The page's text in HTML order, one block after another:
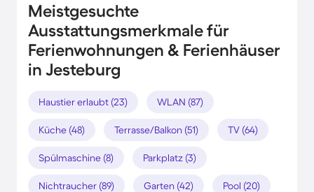
Meistgesuchte
Ausstattungsmerkmale für
Ferienwohnungen & Ferienhäuser
in Jesteburg
Haustier erlaubt (23) WLAN (87)
Küche (48) Terrasse/Balkon (51) TV (64)
Spülmaschine (8) Parkplatz (3)
Nichtraucher (89) Garten (42) Pool (20)